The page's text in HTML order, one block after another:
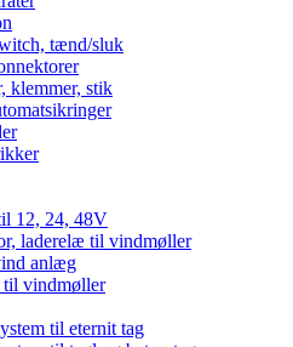
tænd/sluk
klemmer, stik
12, 24, 48V
laderelæ til vindmøller
anlæg
til vindmøller
til eternit tag